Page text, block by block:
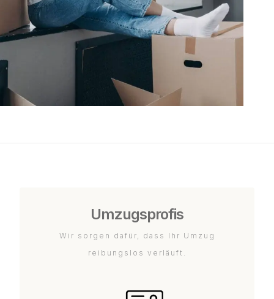
Umzugsprofis
Wir sorgen dafür, dass Ihr Umzug
reibungslos verläuft.